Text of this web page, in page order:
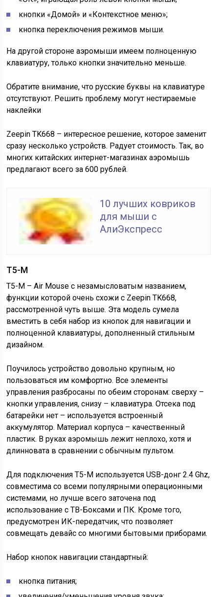
кнопки «Домой» и «Контекстное меню»;
кнопка переключения режимов мыши.
На другой стороне аэромыши имеем полноценную
клавиатуру, только кнопки значительно меньше.
Обратите внимание, что русские буквы на клавиатуре
отсутствуют. Решить проблему могут нестираемые
наклейки
Zeepin TK668 – интересное решение, которое заменит
сразу несколько устройств. Радует стоимость. Так, во
многих китайских интернет-магазинах аэромышь
предлагают всего за 600 рублей.
10 лучших ковриков
для мыши с
АлиЭкспресс
T5-M
T5-M – Air Mouse с незамысловатым названием,
функции которой очень схожи с Zeepin TK668,
рассмотренной чуть выше. Эта модель сумела
вместить в себя набор из кнопок для навигации и
полноценной клавиатуры, дополненный стильным
дизайном.
Поучилось устройство довольно крупным, но
пользоваться им комфортно. Все элементы
управления разбросаны по обеим сторонам: сверху –
кнопки управления, снизу – клавиатура. Отсека под
батарейки нет – используется встроенный
аккумулятор. Материал корпуса – качественный
пластик. В руках аэромышь лежит неплохо, хотя и
длинновата в сравнении с обычным пультом.
Для подключения T5-M используется USB-донг 2.4 Ghz,
совместима со всеми популярными операционными
системами, но лучше всего заточена под
использование с ТВ-Боксами и ПК. Кроме того,
предусмотрен ИК-передатчик, что позволяет
совмещать девайс со многими бытовыми приборами.
Набор кнопок навигации стандартный:
кнопка питания;